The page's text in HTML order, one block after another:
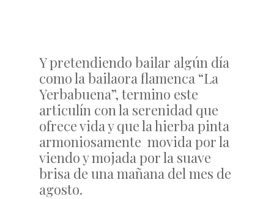
Y pretendiendo bailar algún día
como la bailaora flamenca “La
Yerbabuena”, termino este
articulín con la serenidad que
ofrece vida y que la hierba pinta
armoniosamente movida por la
viendo y mojada por la suave
brisa de una mañana del mes de
agosto.